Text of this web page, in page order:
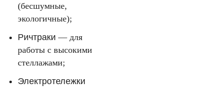
(бесшумные,
экологичные);
Ричтраки — для
работы с высокими
стеллажами;
Электротележки